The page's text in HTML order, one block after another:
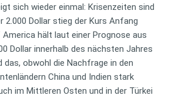
sich wieder einmal: Krisenzeiten sind
2.000 Dollar stieg der Kurs Anfang
hält laut einer Prognose aus
Dollar innerhalb des nächsten Jahres
das, obwohl die Nachfrage in den
China und Indien stark
im Mittleren Osten und in der Türkei